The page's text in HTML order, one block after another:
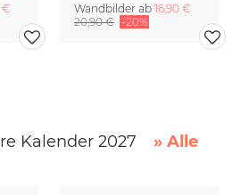
€
Wandbilder ab 16,90 €
20,90 € -20%
Kalender 2027
» Alle